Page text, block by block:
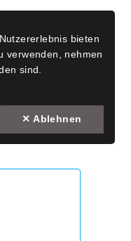
KONTAKT
zur
diese
bieten
verwenden, nehmen
sind.
✕ Ablehnen